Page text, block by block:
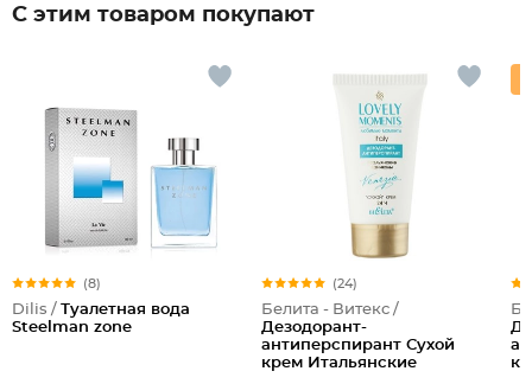
С этим товаром покупают
(8)
Dilis / Туалетная вода
Steelman zone
(24)
Белита - Витекс /
Дезодорант-
антиперспирант Сухой
крем Итальянские